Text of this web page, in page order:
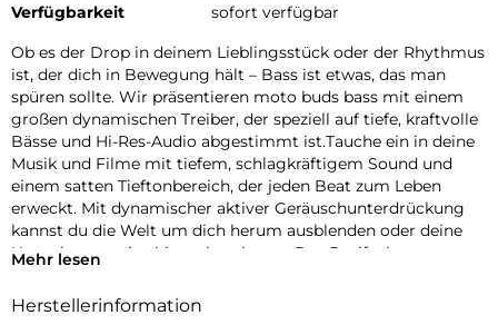
Verfügbarkeit
sofort verfügbar
Ob es der Drop in deinem Lieblingsstück oder der Rhythmus
ist, der dich in Bewegung hält – Bass ist etwas, das man
spüren sollte. Wir präsentieren moto buds bass mit einem
großen dynamischen Treiber, der speziell auf tiefe, kraftvolle
Bässe und Hi-Res-Audio abgestimmt ist.Tauche ein in deine
Musik und Filme mit tiefem, schlagkräftigem Sound und
einem satten Tieftonbereich, der jeden Beat zum Leben
erweckt. Mit dynamischer aktiver Geräuschunterdrückung
kannst du die Welt um dich herum ausblenden oder deine
Umgebung weiterhin wahrnehmen. Das Dreifach-
Sprachanrufe. Und mit der Moto Buds-App kannst du dein
Mehr lesen
Herstellerinformation